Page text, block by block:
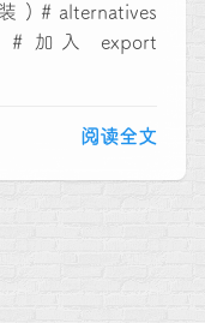
) # alternatives
# 加入 export
阅读全文